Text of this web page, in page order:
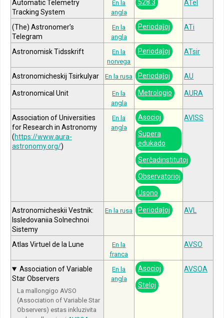
Automatic Telemetry
Tracking System
En la
angla
528.3 ATel
(The) Astronomer’s
Telegram
En la
angla
Periodaĵoj ATi
Astronomisk Tidsskrift
En la
norvega
Periodaĵoj ATsir
Astronomicheskij Tsirkulyar En la rusa Periodaĵoj AU
Astronomical Unit
En la
angla
Metrologio AURA
Association of Universities
for Research in Astronomy
(https://www.aura-
astronomy.org/)
En la
angla
Asocioj
Supera
edukado
Serĉadinstitutoj
Observatorioj
Usono
AVISS
Astronomicheskii Vestnik:
Issledovaniia Solnechnoi
Sistemy
En la rusa Periodaĵoj AVL
Atlas Virtuel de la Lune
En la
franca
AVSO
Association of Variable
Star Observers
La mallongigo AVSO
(Association of Variable Star
Observers) estas inkluzivita
En la
angla
Asocioj
Steloj
AVSOA